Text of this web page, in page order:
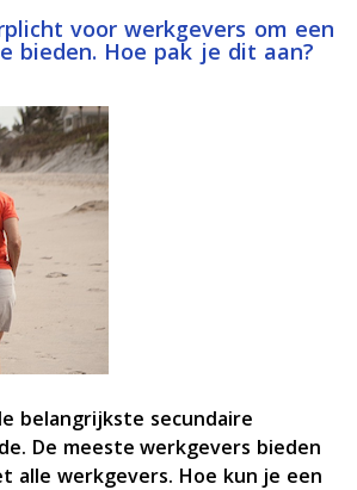
voor werkgevers om een
bieden. Hoe pak je dit aan?
belangrijkste secundaire
De meeste werkgevers bieden
alle werkgevers. Hoe kun je een